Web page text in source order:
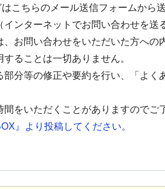
こちらのメール送信フォームから
ンターネットでお問い合わせを送
お問い合わせをいただいた方への
ることは一切ありません。
分等の修正や要約を行い、「よく
をいただくことがありますのでご
』より投稿してください。